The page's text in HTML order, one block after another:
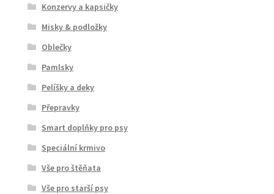
Konzervy a kapsičky
Misky & podložky
Oblečky
Pamlsky
Pelíšky a deky
Přepravky
Smart doplňky pro psy
Speciální krmivo
Vše pro štěňata
Vše pro starší psy